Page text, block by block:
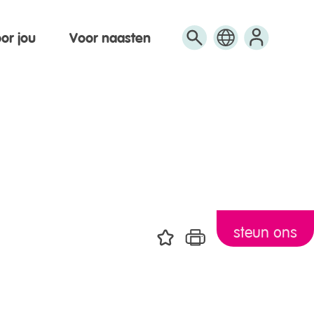
jou Voor naasten
steun ons